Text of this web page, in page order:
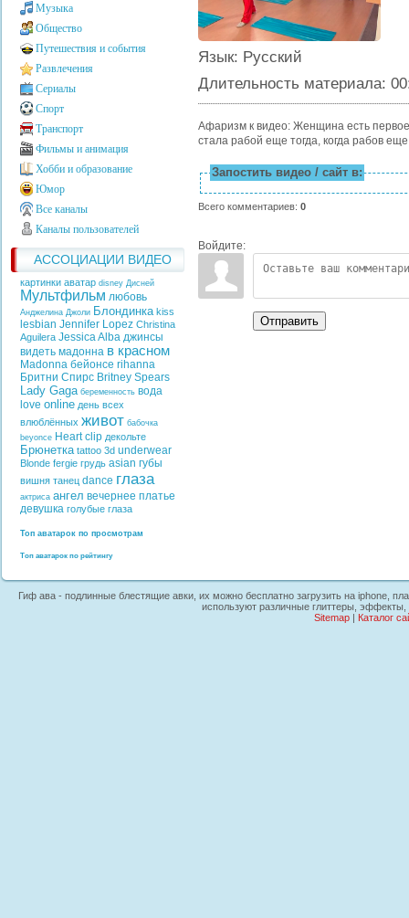
Музыка
Общество
Путешествия и события
Развлечения
Сериалы
Спорт
Транспорт
Фильмы и анимация
Хобби и образование
Юмор
Все каналы
Каналы пользователей
АССОЦИАЦИИ ВИДЕО
картинки аватар disney Дисней
Мультфильм любовь
Анджелина Джоли Блондинка kiss
lesbian Jennifer Lopez Christina
Aguilera Jessica Alba джинсы
видеть мадонна в красном
Madonna бейонсе rihanna
Бритни Спирс Britney Spears
Lady Gaga беременность вода
love online день всех
влюблённых живот бабочка
beyonce Heart clip декольте
Брюнетка tattoo 3d underwear
Blonde fergie грудь asian губы
вишня танец dance глаза
актриса ангел вечернее платье
девушка голубые глаза
Топ аватарок по просмотрам
Топ аватарок по рейтингу
Язык: Русский
Длительность материала:
Афаризм к видео: Женщина есть
стала рабой еще тогда, когда рабов
Запостить видео / сайт в:
Всего комментариев: 0
Войдите:
Отправить
Гиф ава - подлинные блестящие авки, их можно бесплатно загрузить на iphone,
используют различные глиттеры,
Sitemap| Каталог